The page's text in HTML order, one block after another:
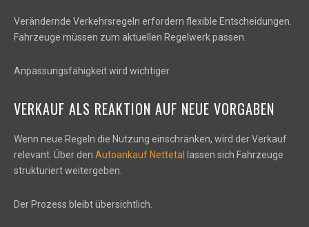
Verändernde Verkehrsregeln erfordern flexible Entscheidungen.
Fahrzeuge müssen zum aktuellen Regelwerk passen.
Anpassungsfähigkeit wird wichtiger.
VERKAUF ALS REAKTION AUF NEUE VORGABEN
Wenn neue Regeln die Nutzung einschränken, wird der Verkauf
relevant. Über den Autoankauf Nettetal lassen sich Fahrzeuge
strukturiert weitergeben.
Der Prozess bleibt übersichtlich.